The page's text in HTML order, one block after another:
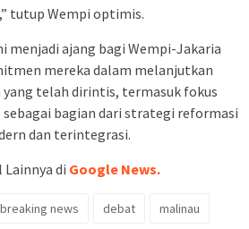
tutup Wempi optimis.
menjadi ajang bagi Wempi-Jakaria
mereka dalam melanjutkan
telah dirintis, termasuk fokus
sebagai bagian dari strategi reformasi
dan terintegrasi.
di Google News.
breaking news debat
malinau